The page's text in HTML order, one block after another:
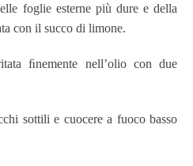
foglie esterne più dure e della
con il succo di limone.
ﬁnemente nell’olio con due
sottili e cuocere a fuoco basso